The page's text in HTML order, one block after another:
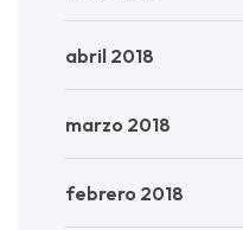
abril 2018
marzo 2018
febrero 2018